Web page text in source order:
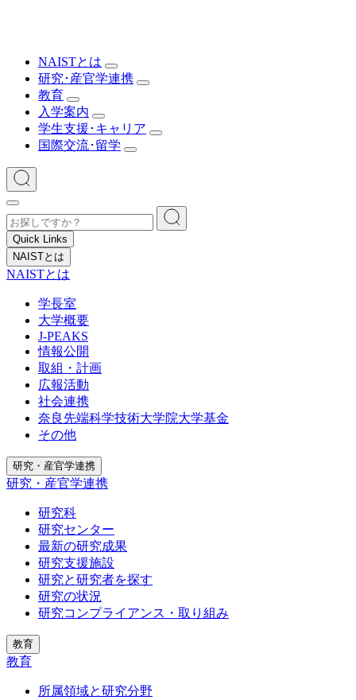
NAISTとは
研究･産官学連携
教育
入学案内
学生支援･キャリア
国際交流･留学
Quick Links
NAISTとは
NAISTとは
学長室
大学概要
J-PEAKS
情報公開
取組・計画
広報活動
社会連携
奈良先端科学技術大学院大学基金
その他
研究・産官学連携
研究・産官学連携
研究科
研究センター
最新の研究成果
研究支援施設
研究と研究者を探す
研究の状況
研究コンプライアンス・取り組み
教育
教育
所属領域と研究分野